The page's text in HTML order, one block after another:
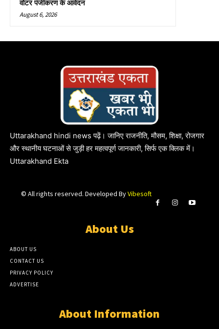
वोटर पंजीकरण के आवेदन
August 6, 2026
Uttarakhand hindi news पढ़ें। जानिए राजनीति, मौसम, शिक्षा, रोजगार
और स्थानीय घटनाओं से जुड़ी हर महत्वपूर्ण जानकारी, सिर्फ एक क्लिक में।
Uttarakhand Ekta
© All rights reserved. Developed ByVibesoft
About Us
ABOUT US
CONTACT US
PRIVACY POLICY
ADVERTISE
About Information